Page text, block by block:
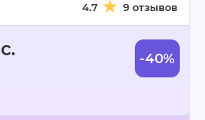
4.7 9 отзывов
-40%